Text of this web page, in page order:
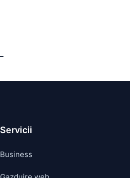
Servicii
Business